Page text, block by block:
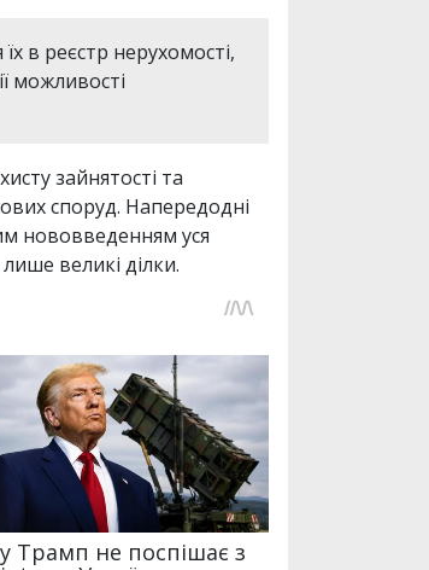
в реєстр нерухомості,
можливості
зайнятості та
споруд. Напередодні
нововведенням уся
великі ділки.